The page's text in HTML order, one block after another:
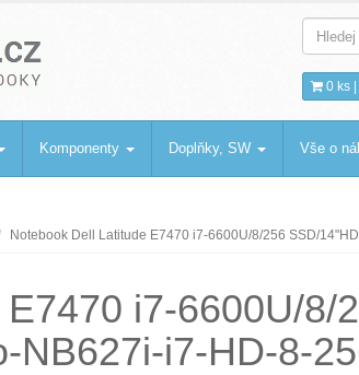
0 ks |
Komponenty Doplňky, SW Vše o
Notebook Dell Latitude E7470 i7-6600U/8/256 SSD/
i7-6600U/8/
NB627i-i7-HD-8-